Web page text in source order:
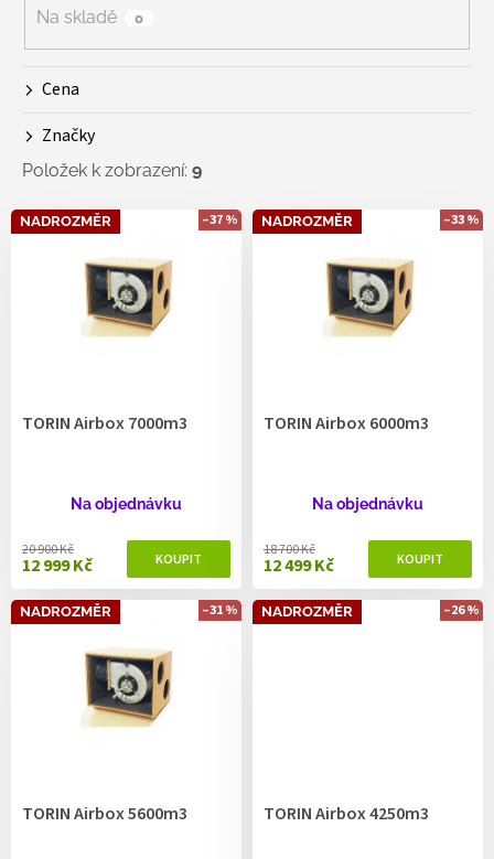
Na skladě 0
Cena
Značky
Položek k zobrazení: 9
V
ý
NADROZMĚR –37 %
TORIN Airbox 7000m3
Na objednávku
12 999 Kč
20 900 Kč
NADROZMĚR –33 %
TORIN Airbox 6000m3
Na objednávku
12 499 Kč
18 700 Kč
NADROZMĚR –31 %
TORIN Airbox 5600m3
NADROZMĚR –26 %
TORIN Airbox 4250m3